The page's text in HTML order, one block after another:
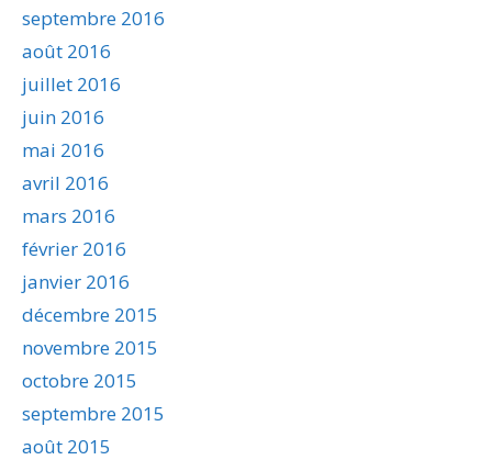
septembre 2016
août 2016
juillet 2016
juin 2016
mai 2016
avril 2016
mars 2016
février 2016
janvier 2016
décembre 2015
novembre 2015
octobre 2015
septembre 2015
août 2015